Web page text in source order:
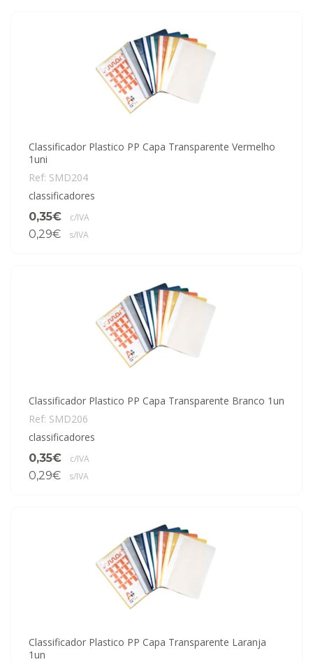
Classificador Plastico PP Capa Transparente Vermelho
1uni
Ref: SMD204
classificadores
0,35€
c/IVA
0,29€ s/IVA
Classificador Plastico PP Capa Transparente Branco 1un
Ref: SMD206
classificadores
0,35€
c/IVA
0,29€ s/IVA
Classificador Plastico PP Capa Transparente Laranja
1un